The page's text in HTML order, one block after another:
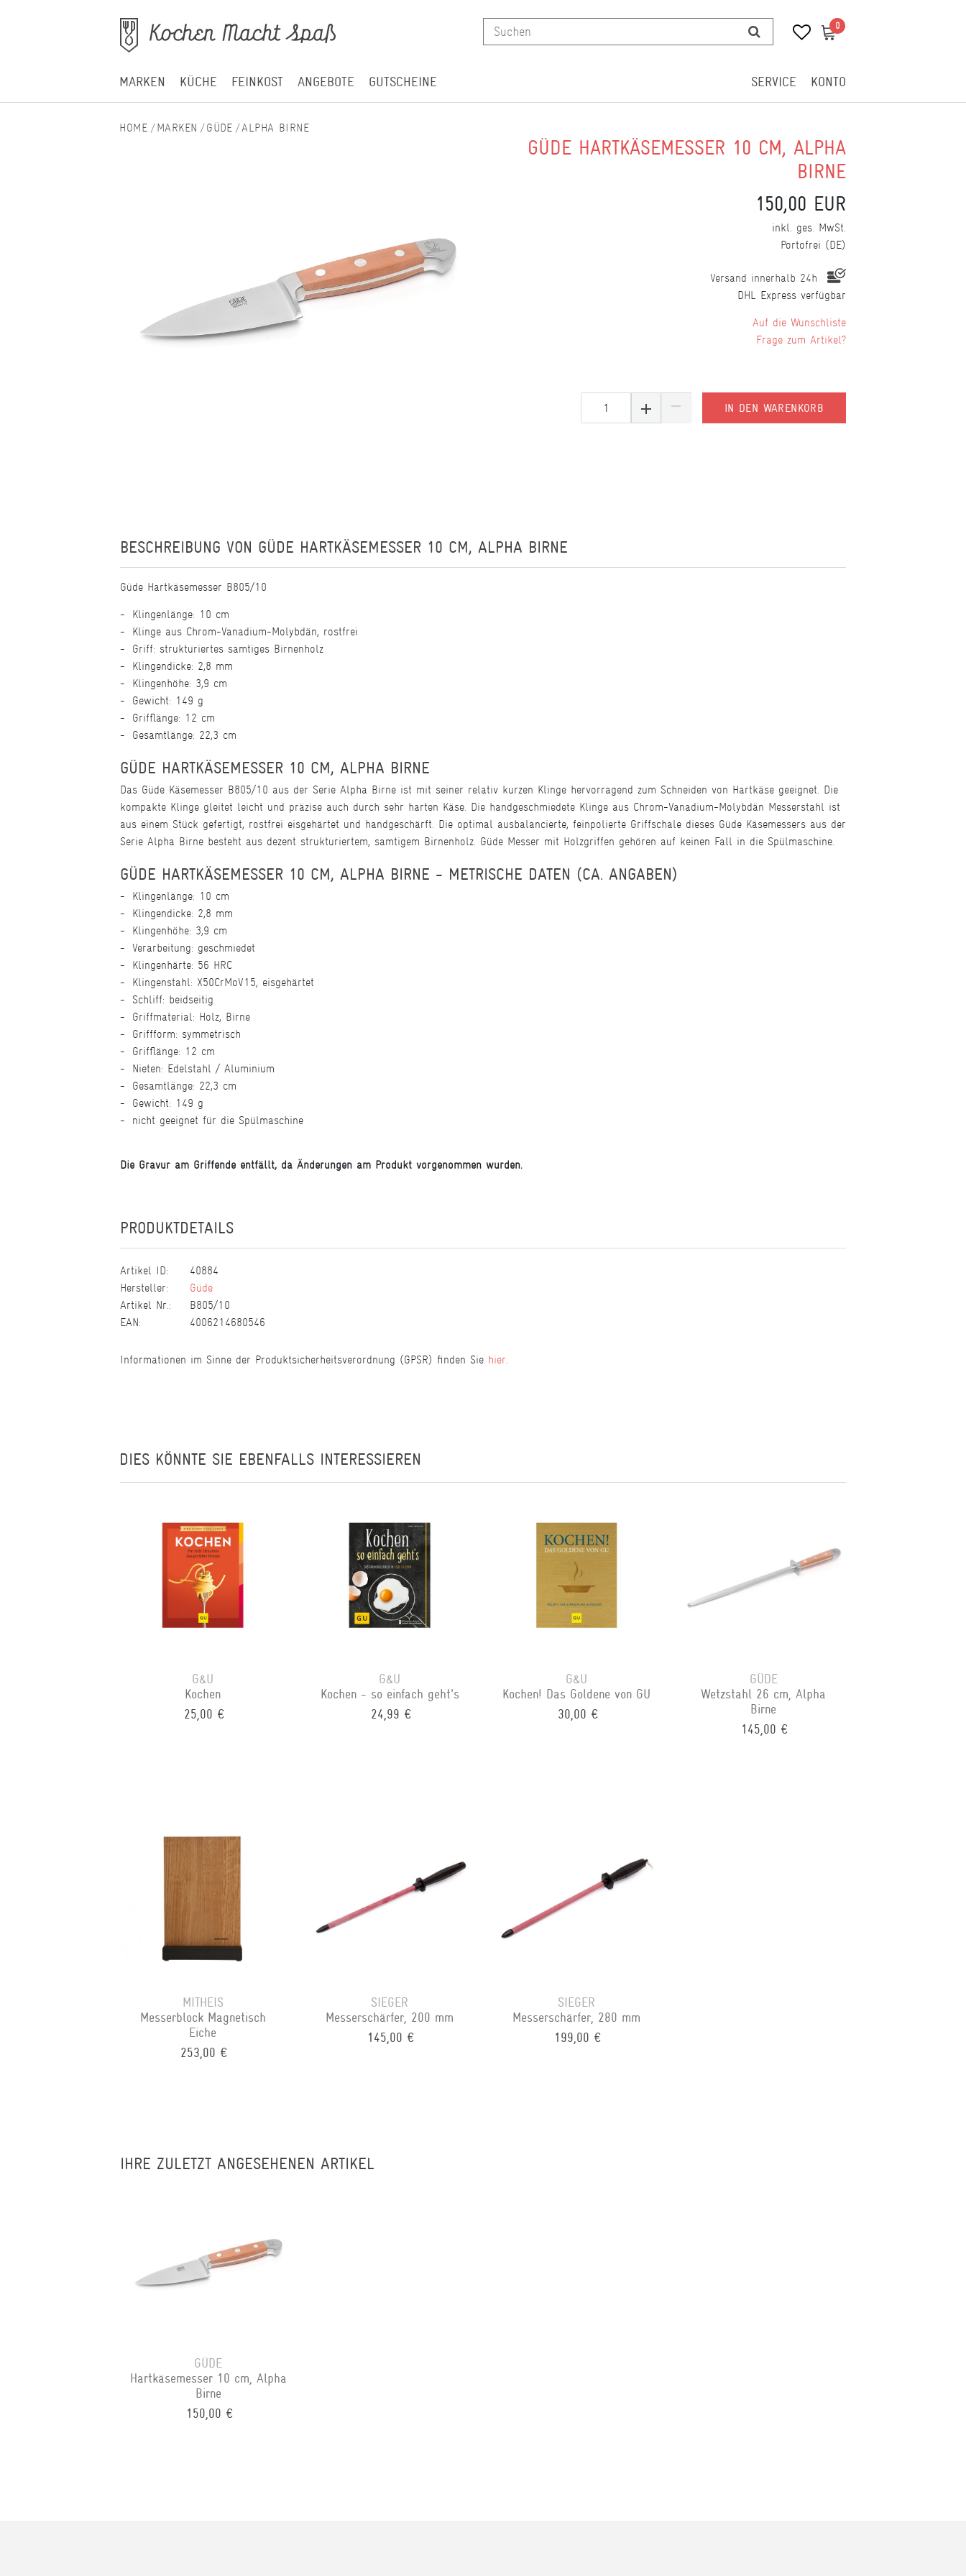
0 0
MARKEN KÜCHE FEINKOST ANGEBOTE GUTSCHEINE SERVICE KONTO
MARKEN GÜDE ALPHA BIRNE
GÜDE HARTKÄSEMESSER 10 CM, ALPHA
BIRNE
150,00 EUR
inkl. ges. MwSt.
Portofrei (DE)
Versand innerhalb 24h
DHL Express verfügbar
IN DEN WARENKORB
Wunschliste
Frage zum Artikel?
BESCHREIBUNG VON GÜDE HARTKÄSEMESSER 10 CM, ALPHA BIRNE
Güde Hartkäsemesser B805/10
Klingenlänge: 10 cm
Klinge aus Chrom-Vanadium-Molybdän, rostfrei
Griff: strukturiertes samtiges Birnenholz
Klingendicke: 2,8 mm
Klingenhöhe: 3,9 cm
Gewicht: 149 g
Grifflänge: 12 cm
Gesamtlänge: 22,3 cm
GÜDE HARTKÄSEMESSER 10 CM, ALPHA BIRNE
Das Güde Käsemesser B805/10 aus der Serie Alpha Birne ist mit seiner relativ kurzen Klinge hervorragend zum Schneiden von Hartkäse geeignet. Die
kompakte Klinge gleitet leicht und präzise auch durch sehr harten Käse. Die handgeschmiedete Klinge aus Chrom-Vanadium-Molybdän Messerstahl ist
aus einem Stück gefertigt, rostfrei eisgehärtet und handgeschärft. Die optimal ausbalancierte, feinpolierte Griffschale dieses Güde Käsemessers aus der
Serie Alpha Birne besteht aus dezent strukturiertem, samtigem Birnenholz. Güde Messer mit Holzgriffen gehören auf keinen Fall in die Spülmaschine.
GÜDE HARTKÄSEMESSER 10 CM, ALPHA BIRNE - METRISCHE DATEN (CA. ANGABEN)
Klingenlänge: 10 cm
Klingendicke: 2,8 mm
Klingenhöhe: 3,9 cm
Verarbeitung: geschmiedet
Klingenhärte: 56 HRC
Klingenstahl: X50CrMoV15, eisgehärtet
Schliff: beidseitig
Griffmaterial: Holz, Birne
Griffform: symmetrisch
Grifflänge: 12 cm
Nieten: Edelstahl / Aluminium
Gesamtlänge: 22,3 cm
Gewicht: 149 g
nicht geeignet für die Spülmaschine
Die Gravur am Griffende entfällt, da Änderungen am Produkt vorgenommen wurden.
PRODUKTDETAILS
Artikel ID:
40884
Hersteller:
Güde
Artikel Nr.:
B805/10
EAN:
4006214680546
Informationen im Sinne der Produktsicherheitsverordnung (GPSR) finden Sie hier.
DIES KÖNNTE SIE EBENFALLS INTERESSIEREN
G&U
Kochen
25,00 €
G&U
Kochen - so einfach geht's
24,99 €
G&U
Kochen! Das Goldene von GU
30,00 €
GÜDE
Wetzstahl 26 cm, Alpha
Birne
145,00 €
MITHEIS
Messerblock Magnetisch
Eiche
253,00 €
SIEGER
Messerschärfer, 200 mm
145,00 €
SIEGER
Messerschärfer, 280 mm
199,00 €
IHRE ZULETZT ANGESEHENEN ARTIKEL
GÜDE
Hartkäsemesser 10 cm, Alpha
Birne
150,00 €